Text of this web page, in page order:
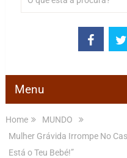
Menu
Home
MUNDO
Mulher Grávida Irrompe No
Está o Teu Bebé!”